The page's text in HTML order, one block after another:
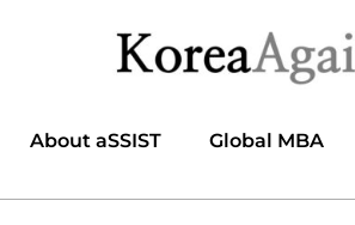
About aSSIST Global MBA